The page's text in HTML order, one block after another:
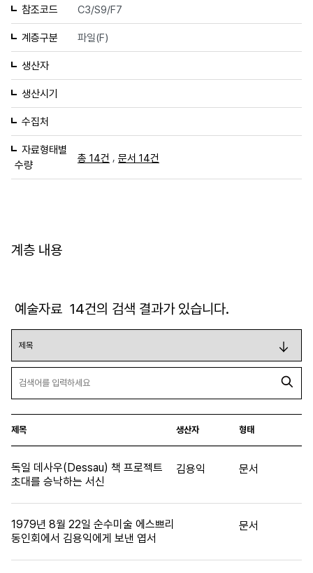
참조코드 C3/S9/F7
계층구분 파일(F)
생산자
생산시기
수집처
자료형태별
수량
총 14건 , 문서 14건
계층 내용
예술자료 14건의 검색 결과가 있습니다.
제목 생산자 형태
독일 데사우(Dessau) 책 프로젝트
초대를 승낙하는 서신
김용익 문서
1979년 8월 22일 순수미술 에스쁘리
동인회에서 김용익에게 보낸 엽서
문서